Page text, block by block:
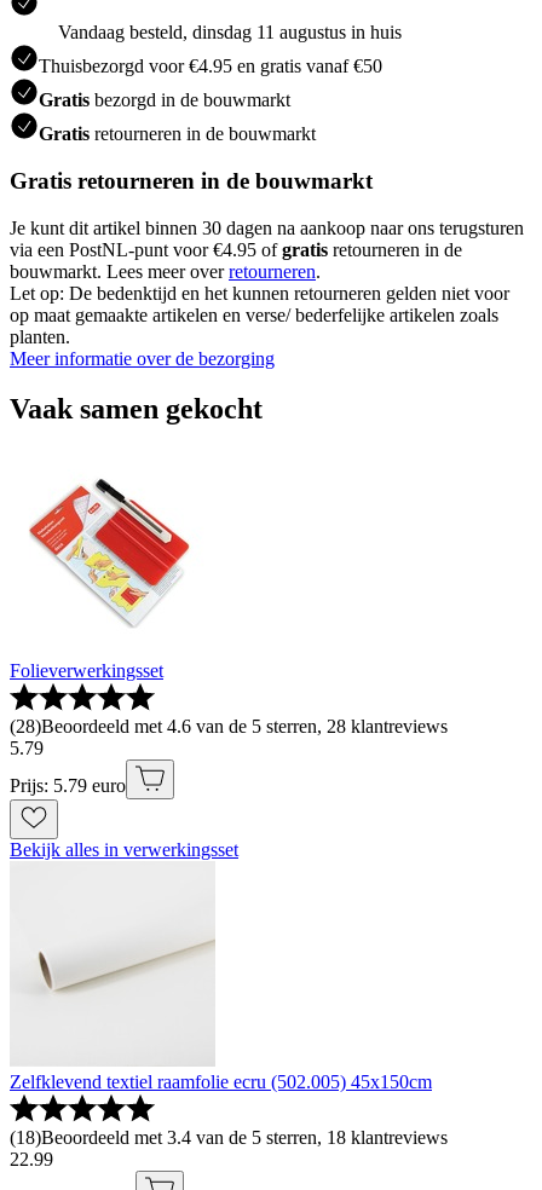
Vandaag besteld, dinsdag 11 augustus in huis
Thuisbezorgd voor €4.95 en gratis vanaf €50
Gratis bezorgd in de bouwmarkt
Gratis retourneren in de bouwmarkt
Gratis retourneren in de bouwmarkt
Je kunt dit artikel binnen 30 dagen na aankoop naar ons terugsturen
via een PostNL-punt voor €4.95 ofgratis retourneren in de
bouwmarkt. Lees meer overretourneren.
Let op: De bedenktijd en het kunnen retourneren gelden niet voor
op maat gemaakte artikelen en verse/ bederfelijke artikelen zoals
planten.
Meer informatie over de bezorging
Vaak samen gekocht
Folieverwerkingsset
(28)Beoordeeld met 4.6 van de 5 sterren, 28 klantreviews
5.79
Prijs: 5.79 euro
Bekijk alles in verwerkingsset
Zelfklevend textiel raamfolie ecru (502.005) 45x150cm
(18)Beoordeeld met 3.4 van de 5 sterren, 18 klantreviews
22.99